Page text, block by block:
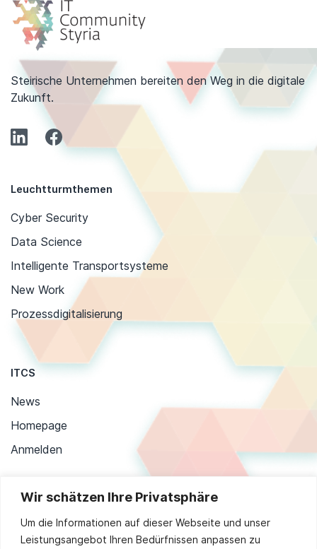
Wir schätzen Ihre Privatsphäre
Um die Informationen auf dieser Webseite und unser
Leistungsangebot Ihren Bedürfnissen anpassen zu
Steirische Unternehmen bereiten den Weg in die digitale
Zukunft.
Leuchtturmthemen
Cyber Security
Data Science
Intelligente Transportsysteme
New Work
Prozessdigitalisierung
ITCS
News
Homepage
Anmelden